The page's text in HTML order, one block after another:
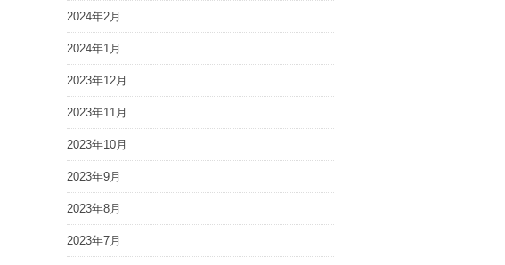
2024年2月
2024年1月
2023年12月
2023年11月
2023年10月
2023年9月
2023年8月
2023年7月